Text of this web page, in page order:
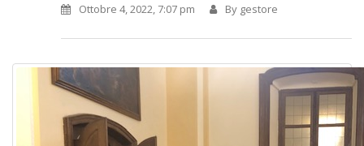
Ottobre 4, 2022, 7:07 pm
By gestore